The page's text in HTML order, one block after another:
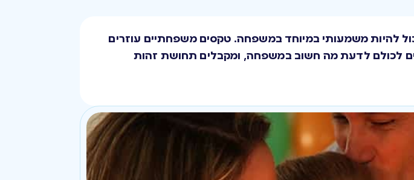
להיות משמעותי במיוחד במשפחה. טקסים משפחתיים עוזרים
לכולם לדעת מה חשוב במשפחה, ומקבלים תחושת זהות